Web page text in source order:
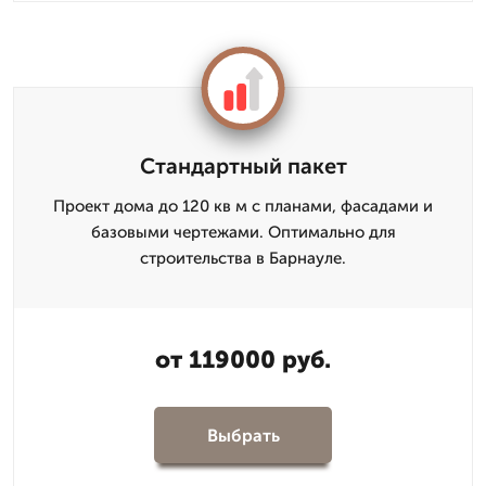
Стандартный пакет
Проект дома до 120 кв м с планами, фасадами и
базовыми чертежами. Оптимально для
строительства в Барнауле.
от 119000 руб.
Выбрать